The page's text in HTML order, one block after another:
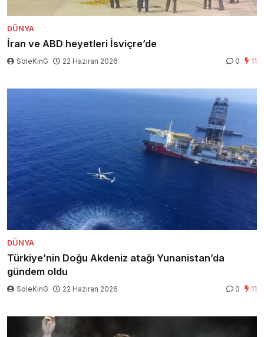
DÜNYA
İran ve ABD heyetleri İsviçre’de
SoleKinG 22 Haziran 2026 0 11
DÜNYA
Türkiye’nin Doğu Akdeniz atağı Yunanistan’da
gündem oldu
SoleKinG 22 Haziran 2026 0 11